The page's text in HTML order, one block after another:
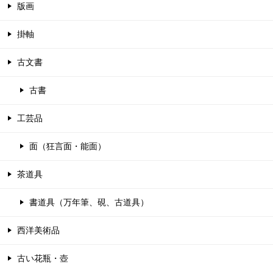
版画
掛軸
古文書
古書
工芸品
面（狂言面・能面）
茶道具
書道具（万年筆、硯、古道具）
西洋美術品
古い花瓶・壺